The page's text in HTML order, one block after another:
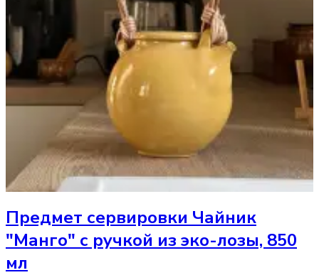
Предмет сервировки Чайник
"Манго" с ручкой из эко-лозы, 850
мл